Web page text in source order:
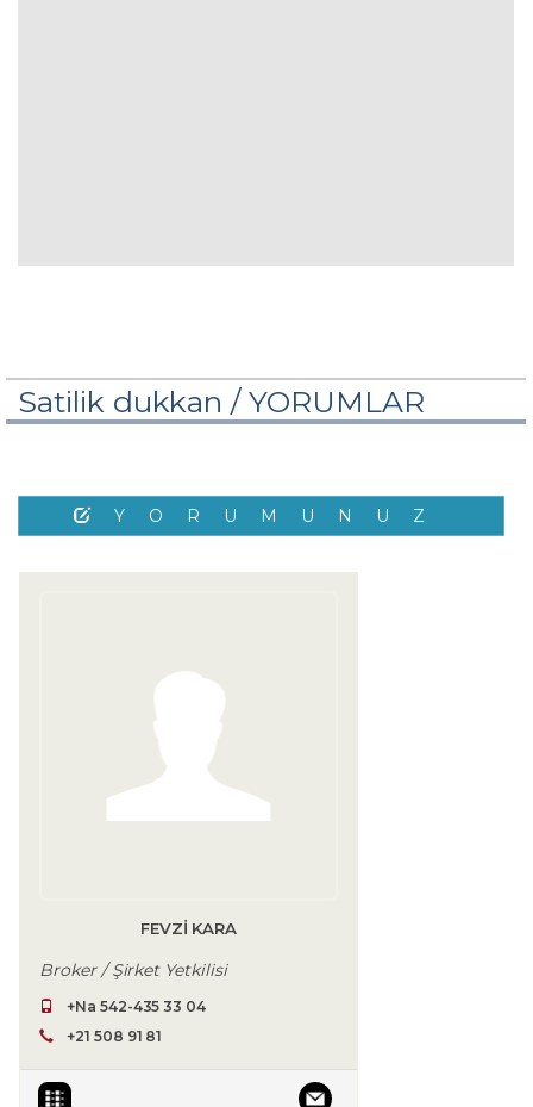
Satilik dukkan /YORUMLAR
YORUMUNUZ
FEVZI KARA
Broker / Şirket Yetkilisi
+Na 542-435 33 04
+21 508 91 81